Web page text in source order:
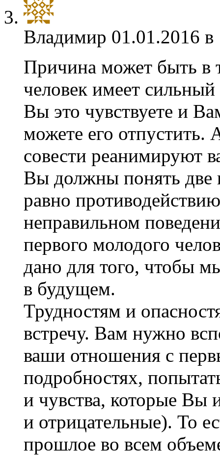
Владимир 01.01.2016
Причина может быть в
человек имеет
Вы это чувствуете и
можете его
совести реанимируют
Вы должны понять две
равно
неправильном
первого молодого
дано для того, чтобы
в будущем.
Трудностям и
встречу. Вам нужно
ваши отношения с
подробностях,
и чувства, которые Вы
и отрицательные). То
прошлое во всем